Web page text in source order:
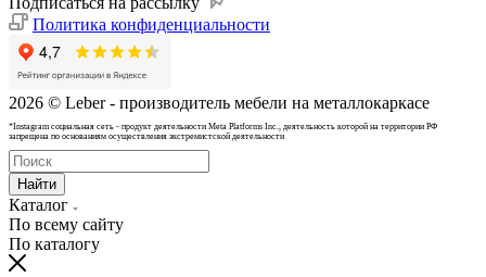
Политика конфиденциальности
2026 © Leber - производитель мебели на металлокаркасе
*Instagram cоциальная сеть - продукт деятельности Meta Platforms Inc., деятельность которой на территории РФ
запрещена по основаниям осуществления экстремистской деятельности
Найти
Каталог
По всему сайту
По каталогу